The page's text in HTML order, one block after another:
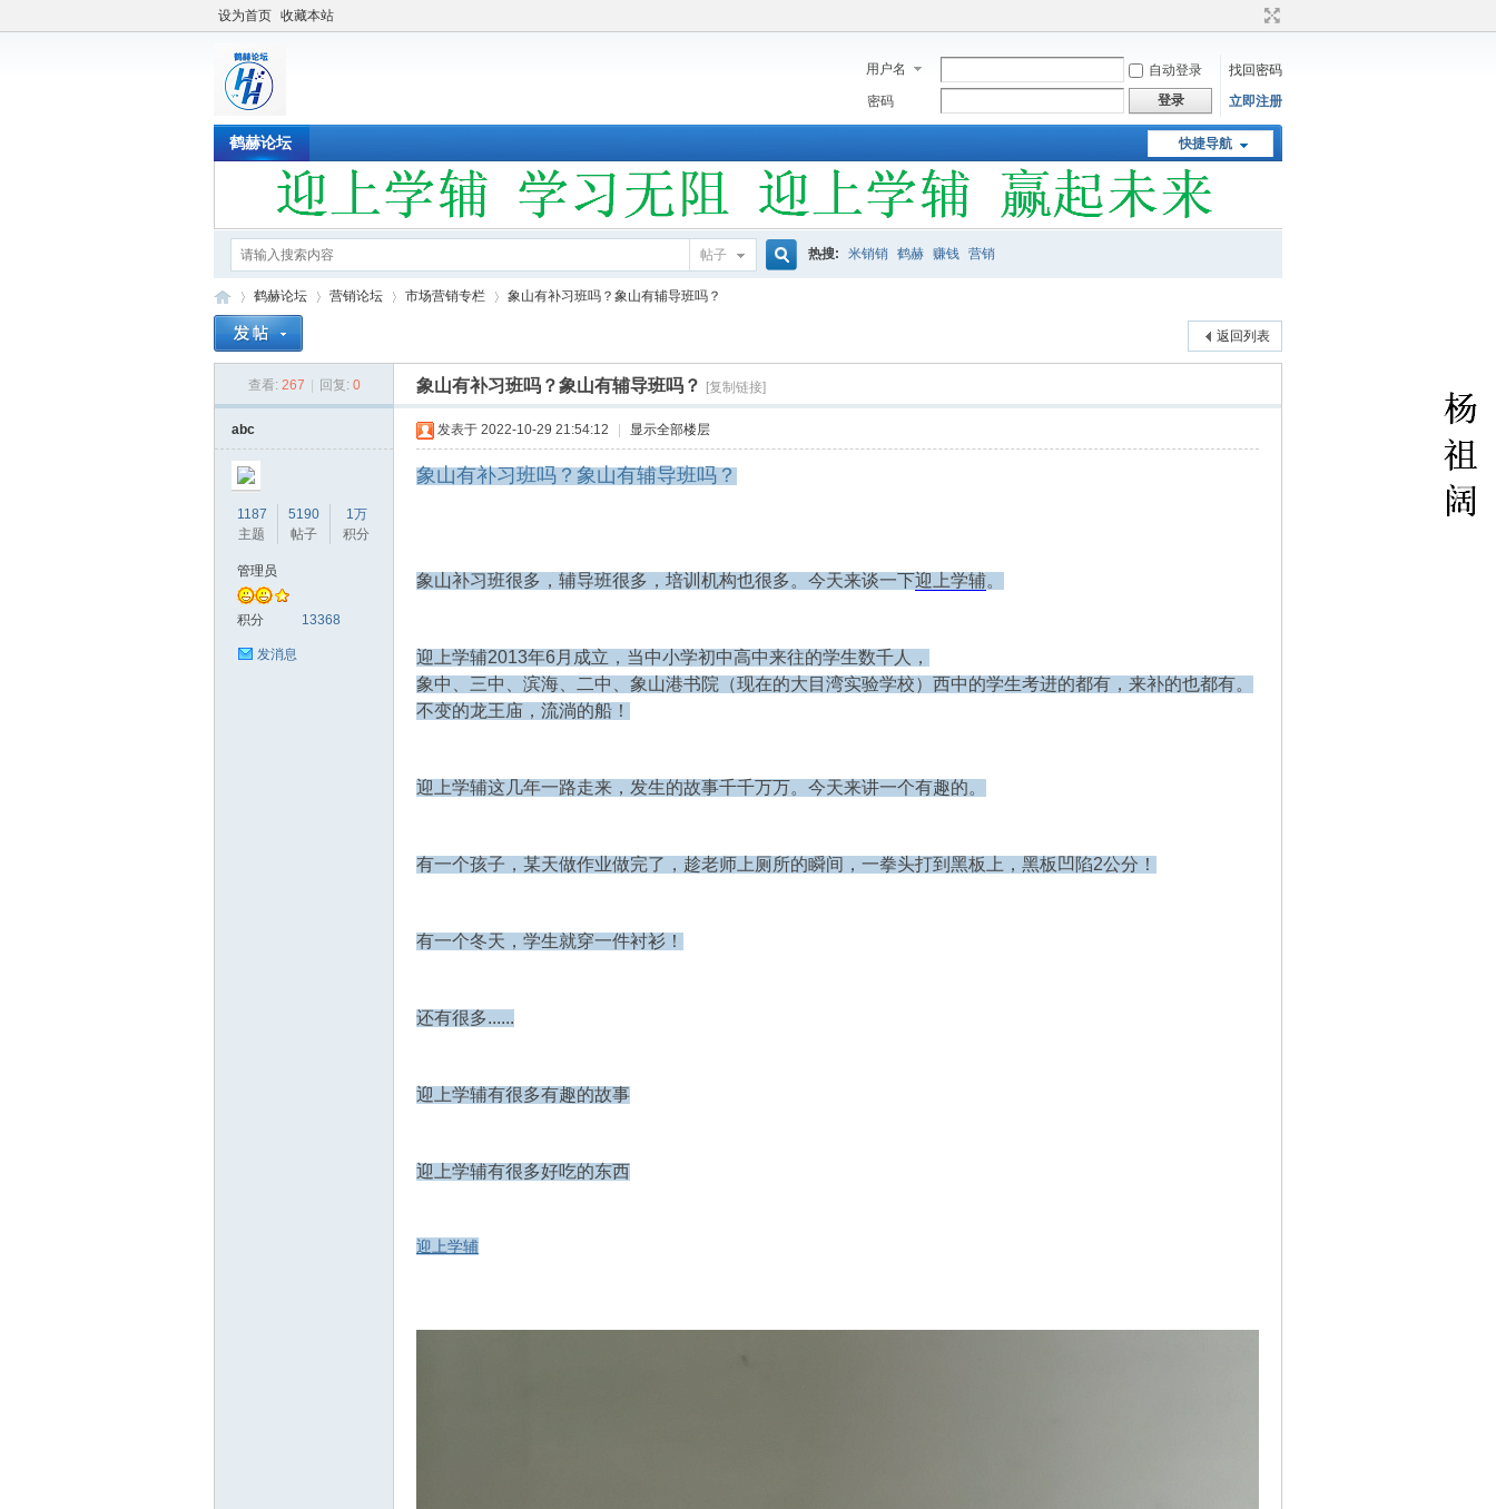
设为首页 收藏本站
用户名 自动登录
找回密码
密码
登录 立即注册
快捷导航
鹤赫论坛
帖子 热搜: 米销销 鹤赫 赚钱 营销
鹤赫论坛 营销论坛 市场营销专栏
›
象山有补习班吗？象山有辅导班吗？
返回列表
查看: 267 回复: 0 象山有补习班吗？象山有辅导班吗？ [复制链接]
abc
1187
主题
5190
帖子
1万
积分
管理员
积分 13368
发消息
发表于 2022-10-29 21:54:12 显示全部楼层
象山有补习班吗？象山有辅导班吗？
象山补习班很多，辅导班很多，培训机构也很多。 今天来谈一下迎上学辅。
迎上学辅2013年6月成立，当中小学初中高中来往的学生数千人，
象中、三中、滨海、二中、象山港书院（现在的大目湾实验学校）西中的学生考进的都有，来补的也都有。
不变的龙王庙，流淌的船！
迎上学辅这几年一路走来，发生的故事千千万万。今天来讲一个有趣的。
有一个孩子，某天做作业做完了，趁老师上厕所的瞬间，一拳头打到黑板上，黑板凹陷2公分！
有一个冬天，学生就穿一件衬衫！
还有很多......
迎上学辅有很多有趣的故事
迎上学辅有很多好吃的东西
迎上学辅